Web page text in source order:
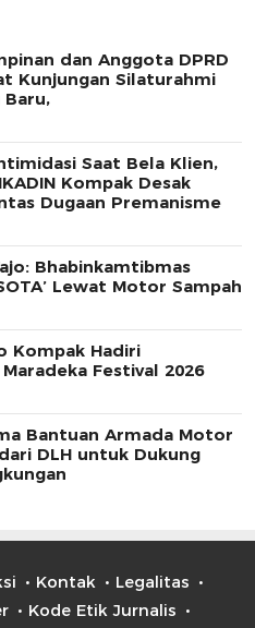
dan Anggota DPRD
Kunjungan Silaturahmi
Baru,
Saat Bela Klien,
Kompak Desak
Dugaan Premanisme
Bhabinkamtibmas
Lewat Motor Sampah
Kompak Hadiri
Festival 2026
Bantuan Armada Motor
DLH untuk Dukung
Kontak
Legalitas
Kode Etik Jurnalis